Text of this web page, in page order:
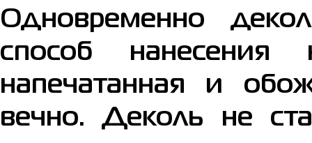
Одновременно
способ
напечатанная и
вечно. Деколь не